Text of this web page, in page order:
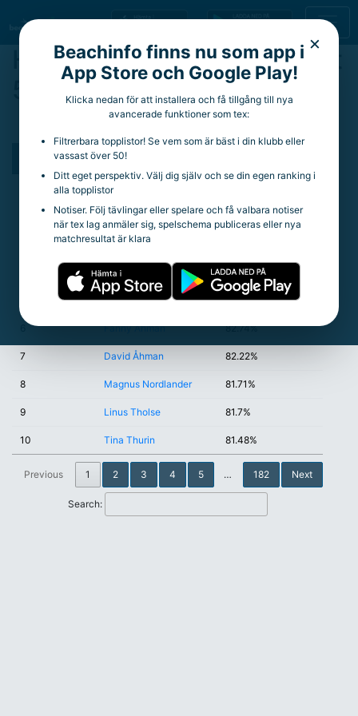
×
Beachinfo finns nu som app i
App Store och Google Play!
Klicka nedan för att installera och få tillgång till nya
avancerade funktioner som tex:
Filtrerbara topplistor! Se vem som är bäst i din klubb eller
vassast över 50!
Ditt eget perspektiv. Välj dig själv och se din egen ranking i
alla topplistor
Notiser. Följ tävlingar eller spelare och få valbara notiser
när tex lag anmäler sig, spelschema publiceras eller nya
matchresultat är klara
Högsta vinstprocent (minst
50 matcher)
Placering Namn
Angelica Sörensson
Tiffany Creamer 85.71%
Hanna Hellvig
Sigrid Simonsson 83.67%
Joel Andersson 83.53%
Fanny Åhman 82.74%
7 David Åhman 82.22%
8 Magnus Nordlander 81.71%
9 Linus Tholse 81.7%
10 Tina Thurin 81.48%
Previous 1 2 3 4 5 … 182 Next
Search: